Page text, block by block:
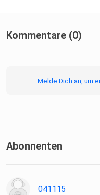
Kommentare (0)
Melde Dich an, um
Abonnenten
041115